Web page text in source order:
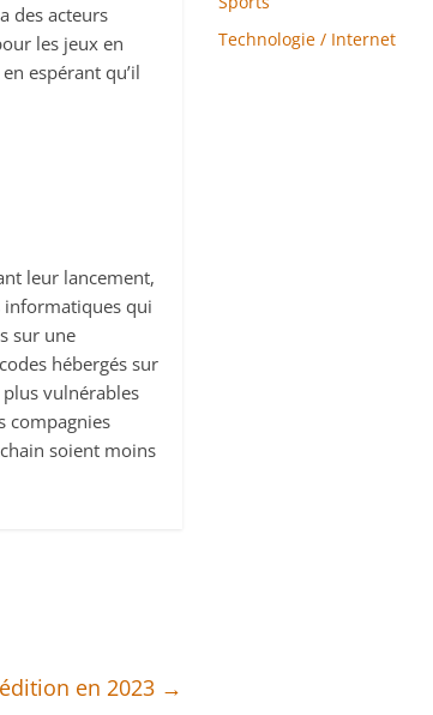
des acteurs
les jeux en
espérant qu’il
leur lancement,
informatiques qui
sur une
hébergés sur
vulnérables
compagnies
soient moins
en 2023 →
Technologie / Internet